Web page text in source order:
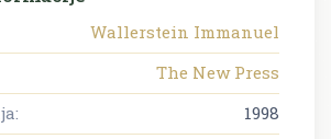
Wallerstein Immanuel
The New Press
1998